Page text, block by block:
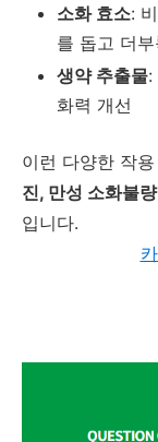
소화 효소:
를 돕고 더
생약 추출물:
화력 개선
이런 다양한 작
진, 만성 소화불
입니다.